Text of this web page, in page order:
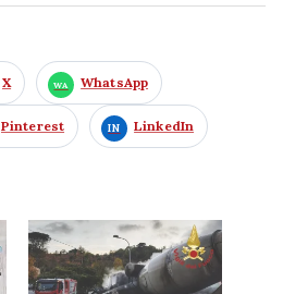
X WhatsApp
Pinterest LinkedIn